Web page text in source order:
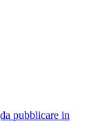
pubblicare in